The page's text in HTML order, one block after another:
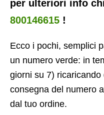
per ulteriori info
800146615 !
Ecco i pochi, semplici
un numero verde: in
giorni su 7)
consegna del numero
dal tuo ordine.